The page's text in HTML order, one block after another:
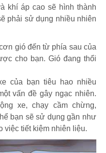
khí áp cao sẽ hình thành
phải sử dụng nhiều nhiên
gió đến từ phía sau của
cho bạn. Gió đang thổi
của bạn tiêu hao nhiều
vấn đề gây ngạc nhiên.
xe, chạy cầm chừng,
bạn sẽ sử dụng gần như
việc tiết kiệm nhiên liệu.